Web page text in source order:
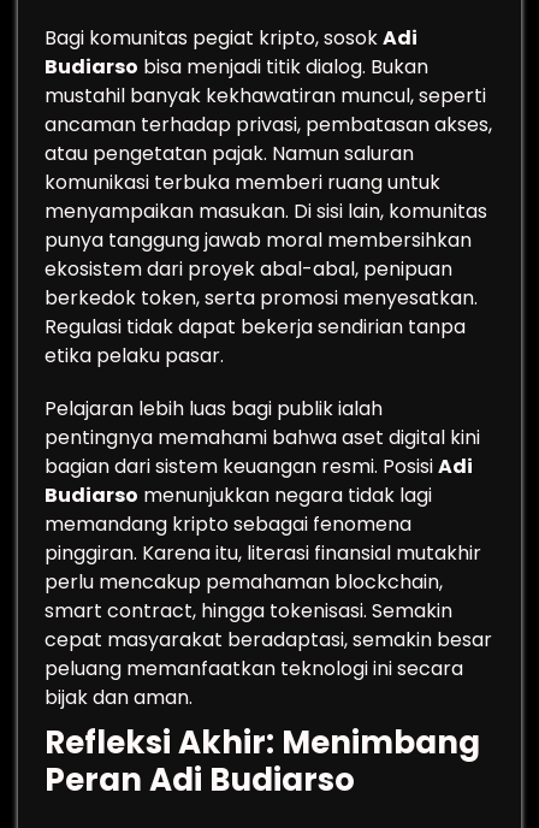
Bagi komunitas pegiat kripto, sosokAdi
Budiarso bisa menjadi titik dialog. Bukan
mustahil banyak kekhawatiran muncul, seperti
ancaman terhadap privasi, pembatasan akses,
atau pengetatan pajak. Namun saluran
komunikasi terbuka memberi ruang untuk
menyampaikan masukan. Di sisi lain, komunitas
punya tanggung jawab moral membersihkan
ekosistem dari proyek abal-abal, penipuan
berkedok token, serta promosi menyesatkan.
Regulasi tidak dapat bekerja sendirian tanpa
etika pelaku pasar.
Pelajaran lebih luas bagi publik ialah
pentingnya memahami bahwa aset digital kini
bagian dari sistem keuangan resmi. PosisiAdi
Budiarso menunjukkan negara tidak lagi
memandang kripto sebagai fenomena
pinggiran. Karena itu, literasi finansial mutakhir
perlu mencakup pemahaman blockchain,
smart contract, hingga tokenisasi. Semakin
cepat masyarakat beradaptasi, semakin besar
peluang memanfaatkan teknologi ini secara
bijak dan aman.
Refleksi Akhir: Menimbang
Peran Adi Budiarso